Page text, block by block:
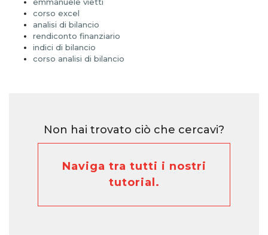
corso excel
analisi di bilancio
rendiconto finanziario
indici di bilancio
corso analisi di bilancio
Non hai trovato ciò che cercavi?
Naviga tra tutti i nostri
tutorial.